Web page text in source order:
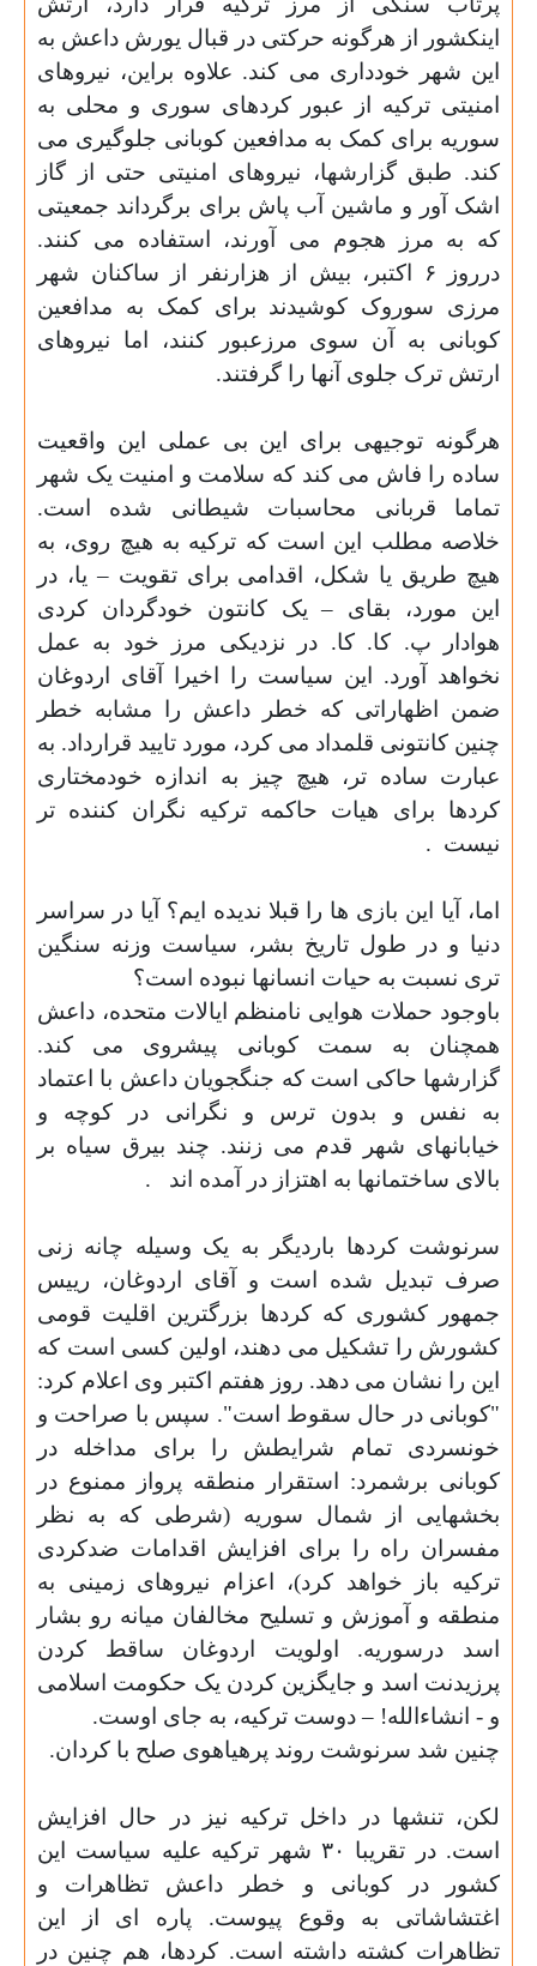
اینکشور از هرگونه حرکتی در قبال یورش داعش به
این شهر خودداری می کند. علاوه براین، نیروهای
امنیتی ترکیه از عبور کردهای سوری و محلی به
سوریه برای کمک به مدافعین کوبانی جلوگیری می
کند. طبق گزارشها، نیروهای امنیتی حتی از گاز
اشک آور و ماشین آب پاش برای برگرداند جمعیتی
که به مرز هجوم می آورند، استفاده می کنند.
درروز ۶ اکتبر، بیش از هزارنفر از ساکنان شهر
مرزی سوروک کوشیدند برای کمک به مدافعین
کوبانی به آن سوی مرزعبور کنند، اما نیروهای
ارتش ترک جلوی آنها را گرفتند.
هرگونه توجیهی برای این بی عملی این واقعیت
ساده را فاش می کند که سلامت و امنیت یک شهر
تماما قربانی محاسبات شیطانی شده است.
خلاصه مطلب این است که ترکیه به هیچ روی، به
هیچ طریق یا شکل، اقدامی برای تقویت – یا، در
این مورد، بقای – یک کانتون خودگردان کردی
هوادار پ. کا. کا. در نزدیکی مرز خود به عمل
نخواهد آورد. این سیاست را اخیرا آقای اردوغان
ضمن اظهاراتی که خطر داعش را مشابه خطر
چنین کانتونی قلمداد می کرد، مورد تایید قرارداد. به
عبارت ساده تر، هیچ چیز به اندازه خودمختاری
کردها برای هیات حاکمه ترکیه نگران کننده تر
نیست .
اما، آیا این بازی ها را قبلا ندیده ایم؟ آیا در سراسر
دنیا و در طول تاریخ بشر، سیاست وزنه سنگین
تری نسبت به حیات انسانها نبوده است؟
باوجود حملات هوایی نامنظم ایالات متحده، داعش
همچنان به سمت کوبانی پیشروی می کند.
گزارشها حاکی است که جنگجویان داعش با اعتماد
به نفس و بدون ترس و نگرانی در کوچه و
خیابانهای شهر قدم می زنند. چند بیرق سیاه بر
بالای ساختمانها به اهتزاز در آمده اند
.
سرنوشت کردها باردیگر به یک وسیله چانه زنی
صرف تبدیل شده است و آقای اردوغان، رییس
جمهور کشوری که کردها بزرگترین اقلیت قومی
کشورش را تشکیل می دهند، اولین کسی است که
این را نشان می دهد. روز هفتم اکتبر وی اعلام کرد:
"کوبانی در حال سقوط است". سپس با صراحت و
خونسردی تمام شرایطش را برای مداخله در
کوبانی برشمرد: استقرار منطقه پرواز ممنوع در
بخشهایی از شمال سوریه (شرطی که به نظر
مفسران راه را برای افزایش اقدامات ضدکردی
ترکیه باز خواهد کرد)، اعزام نیروهای زمینی به
منطقه و آموزش و تسلیح مخالفان میانه رو بشار
اسد درسوریه. اولویت اردوغان ساقط کردن
پرزیدنت اسد و جایگزین کردن یک حکومت اسلامی
و - انشاءالله! – دوست ترکیه، به جای اوست.
چنین شد سرنوشت روند پرهیاهوی صلح با کردان.
لکن، تنشها در داخل ترکیه نیز در حال افزایش
است. در تقریبا ٣٠ شهر ترکیه علیه سیاست این
کشور در کوبانی و خطر داعش تظاهرات و
اغتشاشاتی به وقوع پیوست. پاره ای از این
تظاهرات کشته داشته است. کردها، هم چنین در